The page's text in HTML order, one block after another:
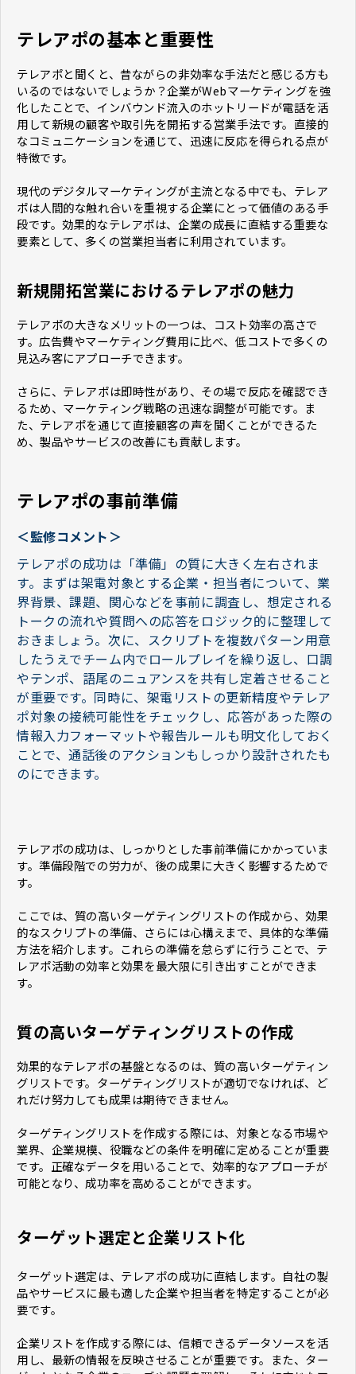
テレアポの基本と重要性
テレアポと聞くと、昔ながらの非効率な手法だと感じる方も
いるのではないでしょうか？企業がWebマーケティングを強
化したことで、インバウンド流入のホットリードが電話を活
用して新規の顧客や取引先を開拓する営業手法です。直接的
なコミュニケーションを通じて、迅速に反応を得られる点が
特徴です。
現代のデジタルマーケティングが主流となる中でも、テレア
ポは人間的な触れ合いを重視する企業にとって価値のある手
段です。効果的なテレアポは、企業の成長に直結する重要な
要素として、多くの営業担当者に利用されています。
新規開拓営業におけるテレアポの魅力
テレアポの大きなメリットの一つは、コスト効率の高さで
す。広告費やマーケティング費用に比べ、低コストで多くの
見込み客にアプローチできます。
さらに、テレアポは即時性があり、その場で反応を確認でき
るため、マーケティング戦略の迅速な調整が可能です。ま
た、テレアポを通じて直接顧客の声を聞くことができるた
め、製品やサービスの改善にも貢献します。
テレアポの事前準備
＜監修コメント＞
テレアポの成功は「準備」の質に大きく左右されま
す。まずは架電対象とする企業・担当者について、業
界背景、課題、関心などを事前に調査し、想定される
トークの流れや質問への応答をロジック的に整理して
おきましょう。次に、スクリプトを複数パターン用意
したうえでチーム内でロールプレイを繰り返し、口調
やテンポ、語尾のニュアンスを共有し定着させること
が重要です。同時に、架電リストの更新精度やテレア
ポ対象の接続可能性をチェックし、応答があった際の
情報入力フォーマットや報告ルールも明文化しておく
ことで、通話後のアクションもしっかり設計されたも
のにできます。
テレアポの成功は、しっかりとした事前準備にかかっていま
す。準備段階での労力が、後の成果に大きく影響するためで
す。
ここでは、質の高いターゲティングリストの作成から、効果
的なスクリプトの準備、さらには心構えまで、具体的な準備
方法を紹介します。これらの準備を怠らずに行うことで、テ
レアポ活動の効率と効果を最大限に引き出すことができま
す。
質の高いターゲティングリストの作成
効果的なテレアポの基盤となるのは、質の高いターゲティン
グリストです。ターゲティングリストが適切でなければ、ど
れだけ努力しても成果は期待できません。
ターゲティングリストを作成する際には、対象となる市場や
業界、企業規模、役職などの条件を明確に定めることが重要
です。正確なデータを用いることで、効率的なアプローチが
可能となり、成功率を高めることができます。
ターゲット選定と企業リスト化
ターゲット選定は、テレアポの成功に直結します。自社の製
品やサービスに最も適した企業や担当者を特定することが必
要です。
企業リストを作成する際には、信頼できるデータソースを活
用し、最新の情報を反映させることが重要です。また、ター